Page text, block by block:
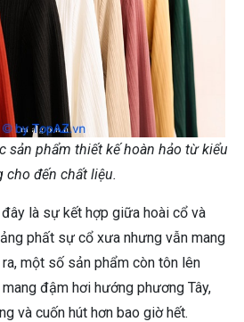
sản phẩm thiết kế hoàn hảo từ kiểu
cho đến chất liệu.
là sự kết hợp giữa hoài cổ và
phất sự cổ xưa nhưng vẫn mang
một số sản phẩm còn tôn lên
đậm hơi hướng phương Tây,
và cuốn hút hơn bao giờ hết.